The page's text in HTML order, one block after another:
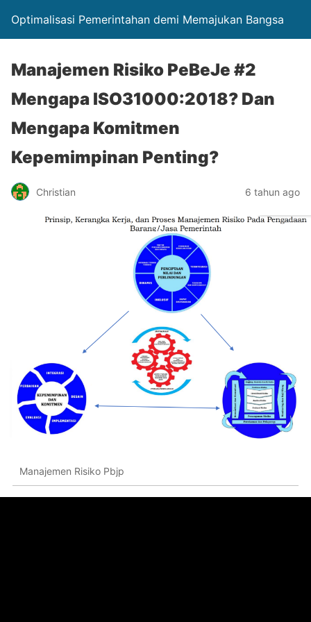
Optimalisasi Pemerintahan demi Memajukan Bangsa
Manajemen Risiko PeBeJe #2
Mengapa ISO31000:2018? Dan
Mengapa Komitmen
Kepemimpinan Penting?
Christian 6 tahun ago
Manajemen Risiko Pbjp